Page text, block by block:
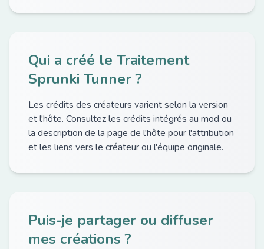
Qui a créé le Traitement
Sprunki Tunner ?
Les crédits des créateurs varient selon la version
et l'hôte. Consultez les crédits intégrés au mod ou
la description de la page de l'hôte pour l'attribution
et les liens vers le créateur ou l'équipe originale.
Puis-je partager ou diffuser
mes créations ?